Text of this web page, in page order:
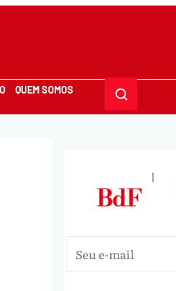
QUEM SOMOS
|